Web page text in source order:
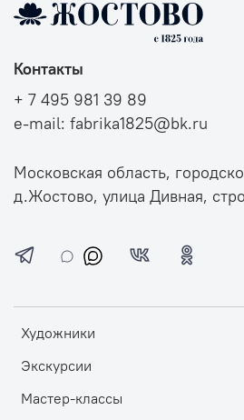
Художники
Экскурсии
Мастер-классы
Контакты
+ 7 495 981 39 89
e-mail: fabrika1825@bk.ru
Московская область,
д.Жостово, улица Дивная,